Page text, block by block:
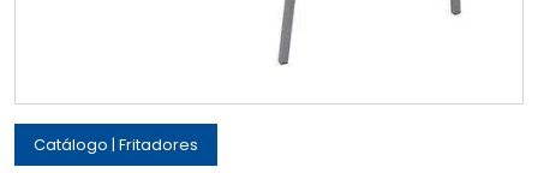
Catálogo | Fritadores